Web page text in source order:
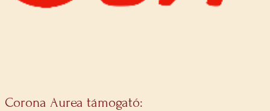
Corona Aurea támogató: